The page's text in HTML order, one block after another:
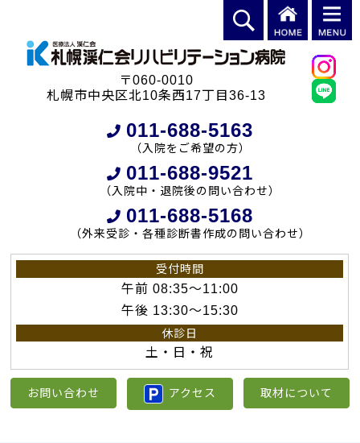
〒060-0010
札幌市中央区北10条西17丁目36-13
011-688-5163
（入院をご希望の方）
011-688-9521
（入院中・退院後の問い合わせ）
011-688-5168
（外来受診・各種診断書作成の問い合わせ）
受付時間
午前 08:35～11:00
午後 13:30～15:30
休診日
土・日・祝
お問い合わせ アクセス 取材について